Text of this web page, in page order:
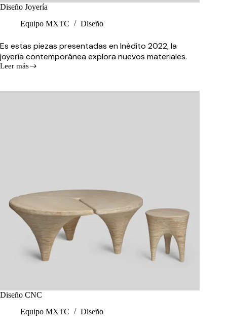
Diseño Joyería
Equipo MXTC
Diseño
Es estas piezas presentadas en Inédito 2022, la
joyería contemporánea explora nuevos materiales.
Leer más
Diseño
Diseño CNC
Equipo MXTC
Diseño